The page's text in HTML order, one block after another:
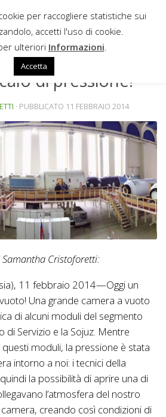
di pressione!
· PUBBLICATO 11 FEBBRAIO 2014
Cristoforetti:
11 febbraio 2014—Oggi un
Una grande camera a vuoto
di alcuni moduli del segmento
di Servizio e la Sojuz. Mentre
questi moduli, la pressione è stata
intorno a noi: i tecnici della
la possibilità di aprire una di
l’atmosfera del nostro
creando così condizioni di
per raccogliere statistiche sui
accetti l'uso di cookie.
ulteriori Informazioni
Accetta